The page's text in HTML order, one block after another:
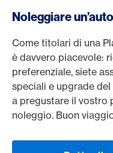
Noleggiare
Come titolari di una
è davvero piacevole:
preferenziale, siete
speciali e upgrade
a pregustare il vostro
noleggio. Buon